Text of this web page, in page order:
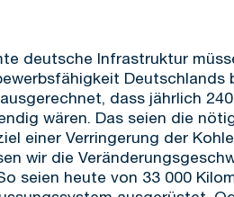
deutsche Infrastruktur
Deutschlands
dass jährlich
wären. Das seien die
einer Verringerung der
wir die
seien heute von 33 000